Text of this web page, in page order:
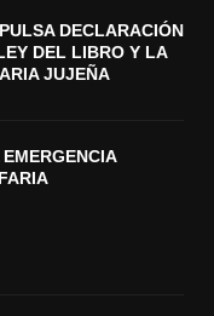
DECLARACIÓN
DEL LIBRO Y LA
JUJEÑA